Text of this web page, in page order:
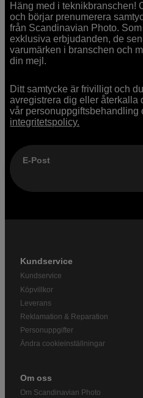
Häng med i teknikbranschen!
och börjar prenumerera
från Scandinavian Photo.
exklusiva erbjudanden, de
varumärken i branschen och
din mejl.
Ditt samtycke är frivilligt och
avregistrera dig eller återkalla
vår
integritetspolicy.
E-Post
Kundservice
Kundservice
Köpvillkor
Leverans
Reklamation & Reparation
Personuppgifter
Ändra cookieinställningar
Om oss
Om Scandinavian Photo